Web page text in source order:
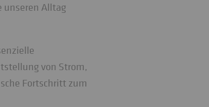
unseren Alltag
von Strom,
Fortschritt zum